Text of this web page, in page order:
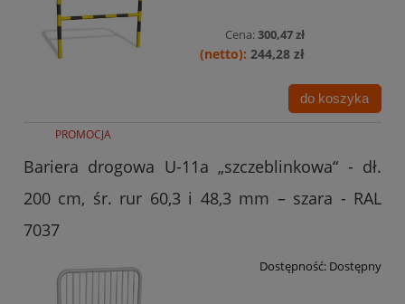
Cena:300,47 zł
244,28 zł
do koszyka
Bariera drogowa U-11a „szczeblinkowa“ - dł.
200 cm, śr. rur 60,3 i 48,3 mm – szara - RAL
7037
Dostępność: Dostępny
PROMOCJA